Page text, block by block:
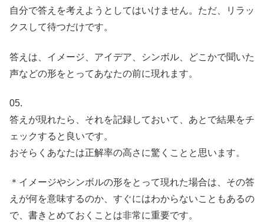
自分で答えを考えようとしてはいけません。ただ、リラッ
クスして待つだけです。
答えは、イメージ、アイデア、シンボル、どこかで聞いた
声などの形をとってあなたの前に現れます。
05.
答えが現れたら、それを記録しておいて、あとで結果をチ
ェックすると良いです。
おそらくあなたは正解率の高さに驚くことと思います。
＊イメージやシンボルの形をとって現れた場合は、その答
えが何を意味するのか、すぐにはわからないこともあるの
で、書きとめておくことは非常に重要です。